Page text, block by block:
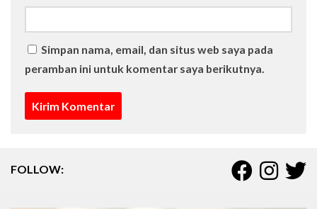
Simpan nama, email, dan situs web saya pada
peramban ini untuk komentar saya berikutnya.
FOLLOW: